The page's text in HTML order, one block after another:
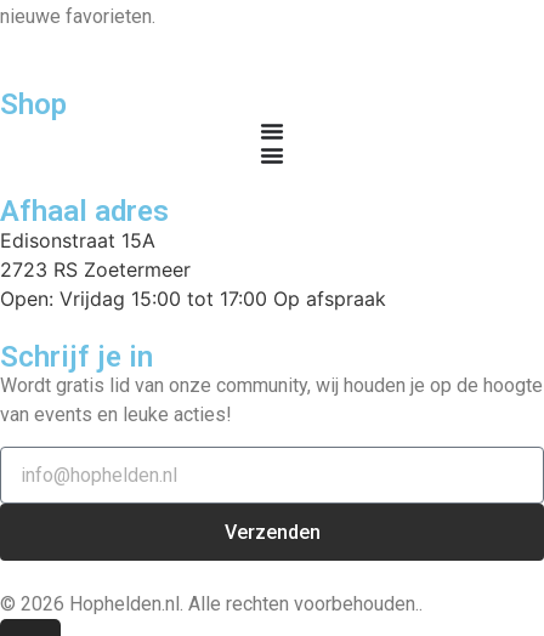
nieuwe favorieten.
Shop
Afhaal adres
Edisonstraat 15A
2723 RS Zoetermeer
Open: Vrijdag 15:00 tot 17:00 Op afspraak
Schrijf je in
Wordt gratis lid van onze community, wij houden je op de hoogte
van events en leuke acties!
Verzenden
© 2026 Hophelden.nl. Alle rechten voorbehouden..